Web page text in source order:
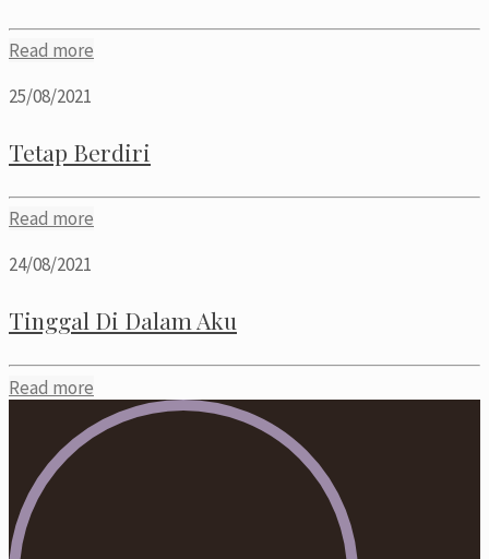
Read more
25/08/2021
Tetap Berdiri
Read more
24/08/2021
Tinggal Di Dalam Aku
Read more